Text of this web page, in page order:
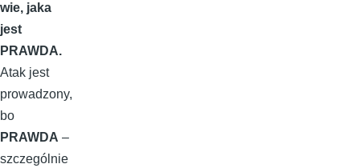
wie, jaka
jest
PRAWDA.
Atak jest
prowadzony,
bo
PRAWDA –
szczególnie